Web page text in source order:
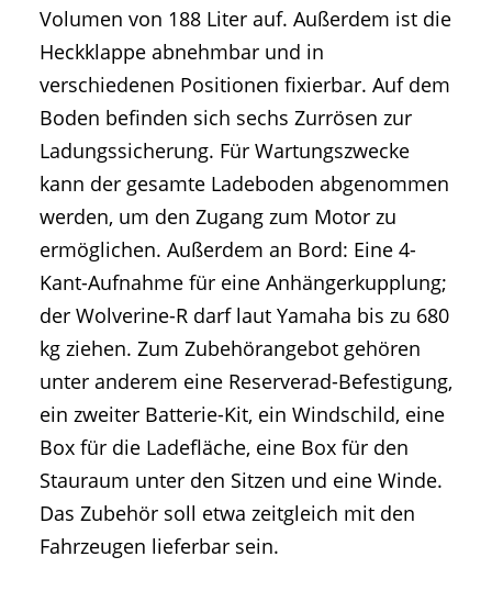
Volumen von 188 Liter auf. Außerdem ist die
Heckklappe abnehmbar und in
verschiedenen Positionen fixierbar. Auf dem
Boden befinden sich sechs Zurrösen zur
Ladungssicherung. Für Wartungszwecke
kann der gesamte Ladeboden abgenommen
werden, um den Zugang zum Motor zu
ermöglichen. Außerdem an Bord: Eine 4-
Kant-Aufnahme für eine Anhängerkupplung;
der Wolverine-R darf laut Yamaha bis zu 680
kg ziehen. Zum Zubehörangebot gehören
unter anderem eine Reserverad-Befestigung,
ein zweiter Batterie-Kit, ein Windschild, eine
Box für die Ladefläche, eine Box für den
Stauraum unter den Sitzen und eine Winde.
Das Zubehör soll etwa zeitgleich mit den
Fahrzeugen lieferbar sein.